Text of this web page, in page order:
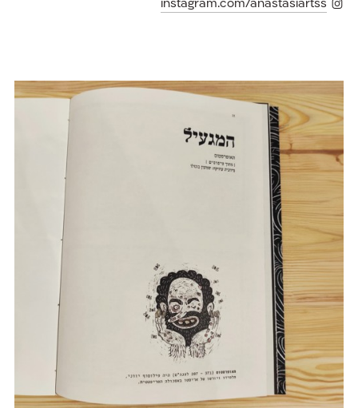
instagram.com/anastasiartss